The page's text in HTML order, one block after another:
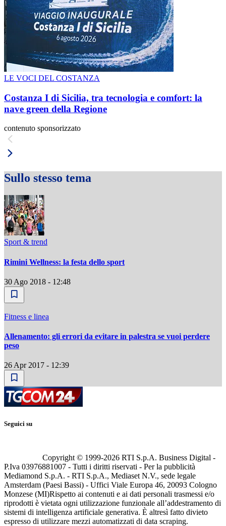
LE VOCI DEL COSTANZA
Costanza I di Sicilia, tra tecnologia e comfort: la
nave green della Regione
contenuto sponsorizzato
Sullo stesso tema
Sport & trend
Rimini Wellness: la festa dello sport
30 Ago 2018 - 12:48
Fitness e linea
Allenamento: gli errori da evitare in palestra se vuoi perdere
peso
26 Apr 2017 - 12:39
Seguici su
Copyright © 1999-2026 RTI S.p.A. Business Digital -
P.Iva 03976881007 - Tutti i diritti riservati - Per la pubblicità
Mediamond S.p.A. - RTI S.p.A., Mediaset N.V., sede legale
Amsterdam (Paesi Bassi) - Uffici Viale Europa 46, 20093 Cologno
Monzese (MI)Rispetto ai contenuti e ai dati personali trasmessi e/o
riprodotti è vietata ogni utilizzazione funzionale all’addestramento di
sistemi di intelligenza artificiale generativa. È altresì fatto divieto
espresso di utilizzare mezzi automatizzati di data scraping.